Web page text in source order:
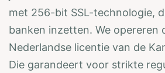
met 256-bit SSL-technologie,
banken inzetten. We opereren
Nederlandse licentie van de
Die garandeert voor strikte